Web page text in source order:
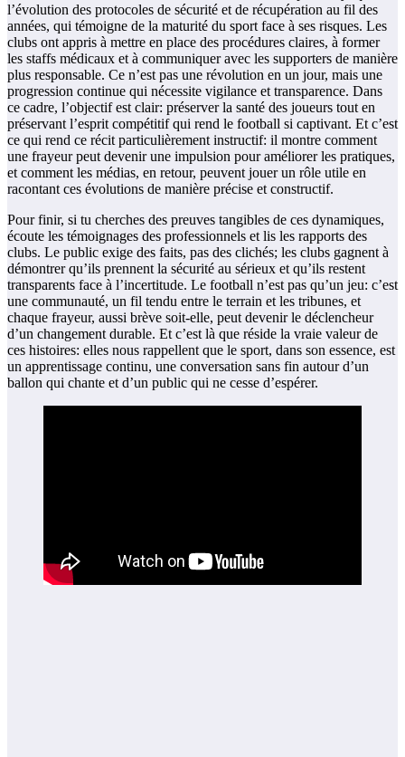
l’évolution des protocoles de sécurité et de récupération au fil des
années, qui témoigne de la maturité du sport face à ses risques. Les
clubs ont appris à mettre en place des procédures claires, à former
les staffs médicaux et à communiquer avec les supporters de manière
plus responsable. Ce n’est pas une révolution en un jour, mais une
progression continue qui nécessite vigilance et transparence. Dans
ce cadre, l’objectif est clair: préserver la santé des joueurs tout en
préservant l’esprit compétitif qui rend le football si captivant. Et c’est
ce qui rend ce récit particulièrement instructif: il montre comment
une frayeur peut devenir une impulsion pour améliorer les pratiques,
et comment les médias, en retour, peuvent jouer un rôle utile en
racontant ces évolutions de manière précise et constructif.
Pour finir, si tu cherches des preuves tangibles de ces dynamiques,
écoute les témoignages des professionnels et lis les rapports des
clubs. Le public exige des faits, pas des clichés; les clubs gagnent à
démontrer qu’ils prennent la sécurité au sérieux et qu’ils restent
transparents face à l’incertitude. Le football n’est pas qu’un jeu: c’est
une communauté, un fil tendu entre le terrain et les tribunes, et
chaque frayeur, aussi brève soit-elle, peut devenir le déclencheur
d’un changement durable. Et c’est là que réside la vraie valeur de
ces histoires: elles nous rappellent que le sport, dans son essence, est
un apprentissage continu, une conversation sans fin autour d’un
ballon qui chante et d’un public qui ne cesse d’espérer.